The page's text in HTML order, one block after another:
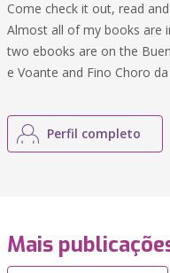
Come check it out, read
Almost all of my books are
two ebooks are on the
e Voante and Fino Choro
Perfil completo
Mais